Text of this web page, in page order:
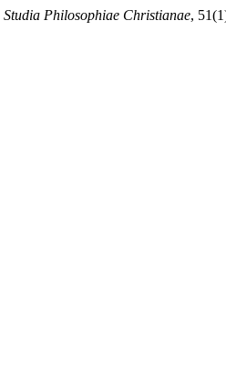
Studia Philosophiae Christianae,